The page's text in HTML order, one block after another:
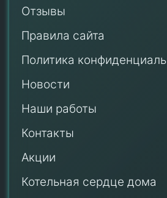
Отзывы
Правила сайта
Политика
Новости
Наши работы
Контакты
Акции
Котельная сердце дома